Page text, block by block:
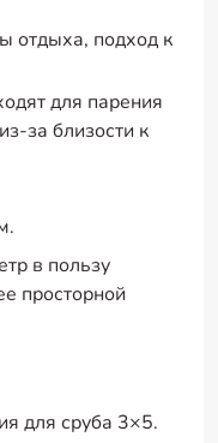
отдыха, подход к
для парения
из-за близости к
в пользу
просторной
для сруба 3×5.